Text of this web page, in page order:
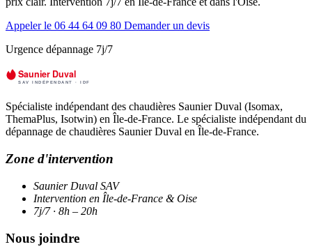
Appeler le 06 44 64 09 80 Demander un devis
Urgence dépannage 7j/7
Spécialiste indépendant des chaudières Saunier Duval (Isomax,
ThemaPlus, Isotwin) en Île-de-France. Le spécialiste indépendant du
dépannage de chaudières Saunier Duval en Île-de-France.
Zone d'intervention
Saunier Duval SAV
Intervention en Île-de-France & Oise
7j/7 · 8h – 20h
Nous joindre